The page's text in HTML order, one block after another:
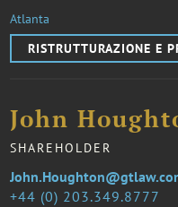
Atlanta
RISTRUTTURAZIONE E
John
SHAREHOLDER
44 (0) 203.349.8777